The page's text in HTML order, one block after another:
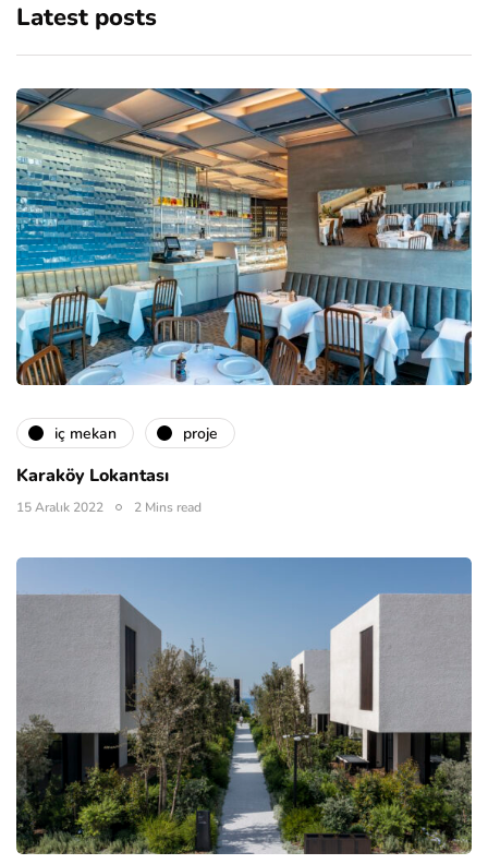
Latest posts
i̇ç mekan proje
Karaköy Lokantası
15 Aralık 2022 2 Mins read